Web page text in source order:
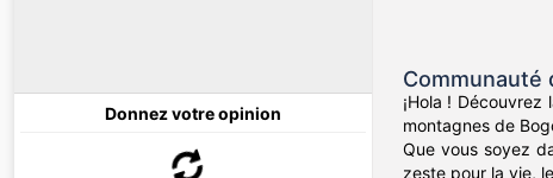
Donnez votre opinion
Communauté
¡Hola !
montagnes de
Que vous soyez
zeste pour la vie,